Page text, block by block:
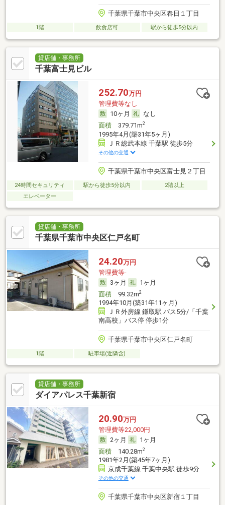
千葉県千葉市中央区春日１丁目
1階 飲食店可 駅から徒歩5分以内
貸店舗・事務所
千葉富士見ビル
252.70万円
管理費等なし
10ヶ月
なし
面積379.71m2
1995年4月(築31年5ヶ月)
ＪＲ総武本線 千葉駅 徒歩5分
その他の交通
千葉県千葉市中央区富士見２丁目
24時間セキュリティ 駅から徒歩5分以内
2階以上
エレベーター
貸店舗・事務所
千葉県千葉市中央区仁戸名町
24.20万円
管理費等-
3ヶ月
1ヶ月
面積99.32m2
1994年10月(築31年11ヶ月)
ＪＲ外房線 鎌取駅 バス5分/「千葉
南高校」バス停 停歩1分
千葉県千葉市中央区仁戸名町
1階 駐車場(近隣含)
貸店舗・事務所
ダイアパレス千葉新宿
20.90万円
管理費等22,000円
2ヶ月
1ヶ月
面積140.28m2
1981年2月(築45年7ヶ月)
京成千葉線 千葉中央駅 徒歩9分
その他の交通
千葉県千葉市中央区新宿１丁目